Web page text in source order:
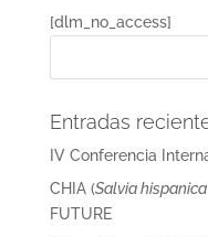
[dlm_no_access]
Entradas
IV Conferencia
CHIA (Salvia hispanica
FUTURE